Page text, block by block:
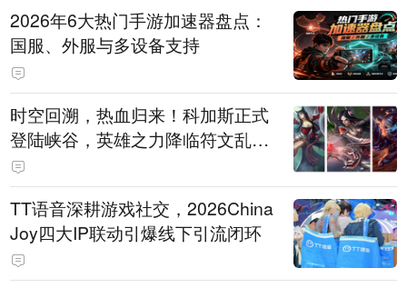
2026年6大热门手游加速器盘点：
国服、外服与多设备支持
时空回溯，热血归来！科加斯正式
登陆峡谷，英雄之力降临符文乱
斗！
TT语音深耕游戏社交，2026China
Joy四大IP联动引爆线下引流闭环